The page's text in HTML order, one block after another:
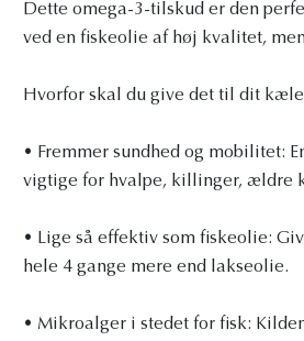
Dette omega-3-tilskud er den
ved en fiskeolie af høj kvalitet,
Hvorfor skal du give det til dit
• Fremmer sundhed og mobilitet:
vigtige for hvalpe, killinger, ældre
• Lige så effektiv som fiskeolie:
hele 4 gange mere end lakseolie.
• Mikroalger i stedet for fisk: